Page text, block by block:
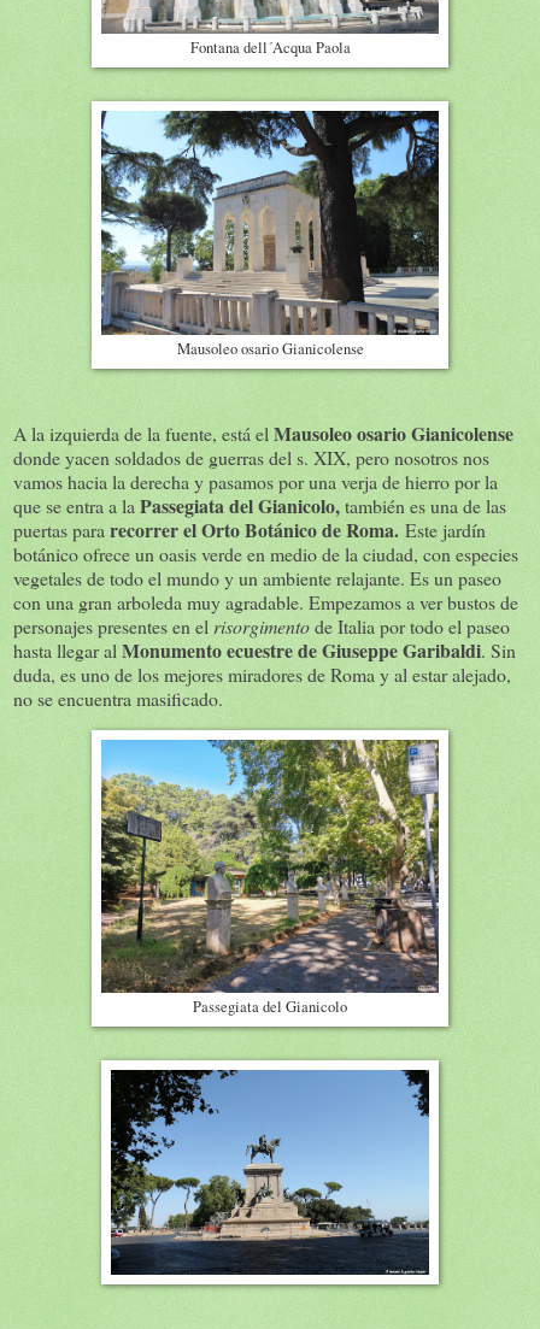
Fontana dell´Acqua Paola
Mausoleo osario Gianicolense
A la izquierda de la fuente, está el Mausoleo osario Gianicolense
donde yacen soldados de guerras del s. XIX, pero nosotros nos
vamos hacia la derecha y pasamos por una verja de hierro por la
que se entra a la Passegiata del Gianicolo,también es una de las
puertas para recorrer el Orto Botánico de Roma. Este jardín
botánico ofrece un oasis verde en medio de la ciudad, con especies
vegetales de todo el mundo y un ambiente relajante. Es un paseo
con una gran arboleda muy agradable. Empezamos a ver bustos de
personajes presentes en el risorgimentode Italia por todo el paseo
hasta llegar al Monumento ecuestre de Giuseppe Garibaldi. Sin
duda, es uno de los mejores miradores de Roma y al estar alejado,
no se encuentra masificado.
Passegiata del Gianicolo